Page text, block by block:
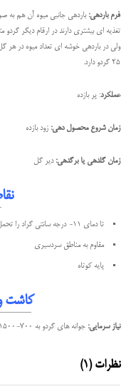
فرم باردهی: باردهی جانبی میوه آن هم
تغذیه ای بیشتری دارند در ارقام دیگر
۲۵ گردو دارد.
عملکرد: پر بازده
زمان شروع محصول دهی: زود بازده
زمان گلدهی یا برگدهی: دیر گل
تا دمای ۱۱- درجه سانتی گراد را تحمل می کند
مقاوم به مناطق سردسیری
پایه کوتاه
کاشت
نیاز سرمایی: جوانه های گردو به ۷۰۰-۱۵۰۰ ساعت سرمای زیر ۷ درجه نیاز دارد.
نظرات (1)